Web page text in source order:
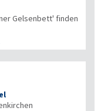
Gelsenbett' finden